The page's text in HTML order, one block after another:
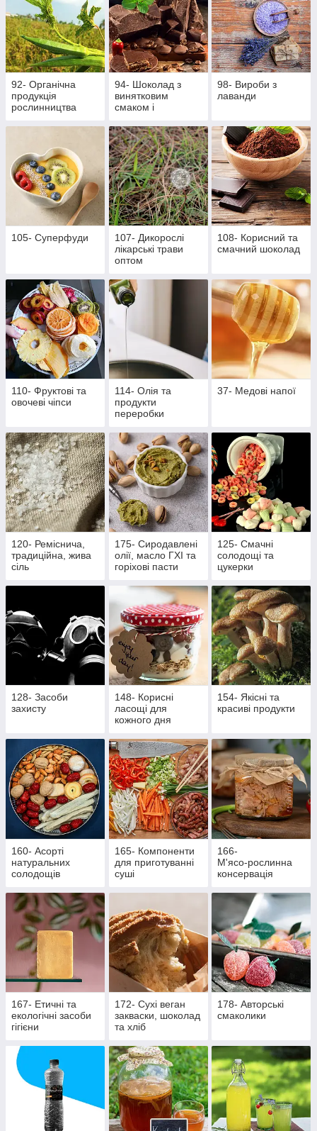
92- Органічна
продукція
рослинництва
94- Шоколад з
винятковим
смаком і
98- Вироби з
лаванди
105- Суперфуди
107- Дикорослі
лікарські трави
оптом
108- Корисний та
смачний шоколад
110- Фруктові та
овочеві чіпси
114- Олія та
продукти
переробки
37- Медові напої
120- Реміснича,
традиційна, жива
сіль
175- Сиродавлені
олії, масло ГХІ та
горіхові пасти
125- Смачні
солодощі та
цукерки
128- Засоби
захисту
148- Корисні
ласощі для
кожного дня
154- Якісні та
красиві продукти
160- Асорті
натуральних
солодощів
165- Компоненти
для приготуванні
суші
166-
М'ясо‑рослинна
консервація
167- Етичні та
екологічні засоби
гігієни
172- Сухі веган
закваски, шоколад
та хліб
178- Авторські
смаколики